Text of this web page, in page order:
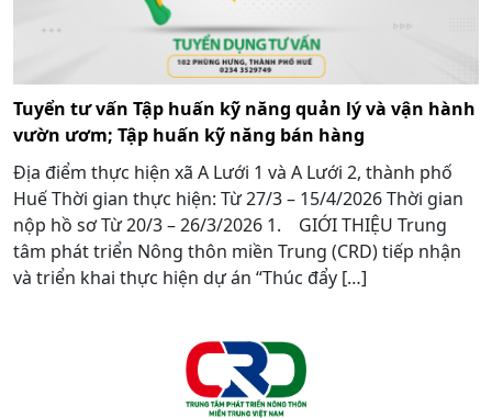
Tuyển tư vấn Tập huấn kỹ năng quản lý và vận hành
vườn ươm; Tập huấn kỹ năng bán hàng
Địa điểm thực hiện xã A Lưới 1 và A Lưới 2, thành phố
Huế Thời gian thực hiện: Từ 27/3 – 15/4/2026 Thời gian
nộp hồ sơ Từ 20/3 – 26/3/2026 1. GIỚI THIỆU Trung
tâm phát triển Nông thôn miền Trung (CRD) tiếp nhận
và triển khai thực hiện dự án “Thúc đẩy […]